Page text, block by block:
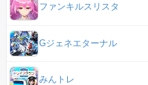
ファンキルスリスタ
Gジェネエターナル
みんトレ